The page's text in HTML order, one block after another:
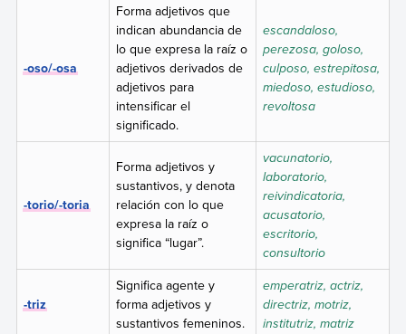
-oso/-osa
Forma adjetivos que
indican abundancia de
lo que expresa la raíz o
adjetivos derivados de
adjetivos para
intensificar el
significado.
escandaloso,
perezosa, goloso,
culposo, estrepitosa,
miedoso, estudioso,
revoltosa
-torio/-toria
Forma adjetivos y
sustantivos, y denota
relación con lo que
expresa la raíz o
significa “lugar”.
vacunatorio,
laboratorio,
reivindicatoria,
acusatorio,
escritorio,
consultorio
-triz
Significa agente y
forma adjetivos y
sustantivos femeninos.
emperatriz, actriz,
directriz, motriz,
institutriz, matriz